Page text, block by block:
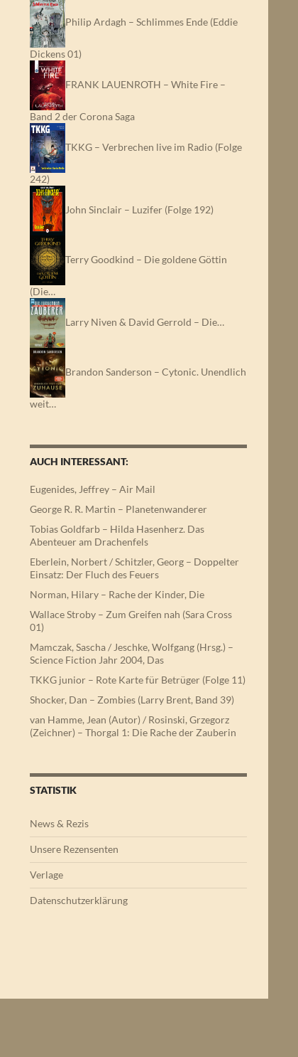
Philip Ardagh – Schlimmes Ende (Eddie
Dickens 01)
FRANK LAUENROTH – White Fire –
Band 2 der Corona Saga
TKKG – Verbrechen live im Radio (Folge
242)
John Sinclair – Luzifer (Folge 192)
Terry Goodkind – Die goldene Göttin
(Die…
Larry Niven & David Gerrold – Die…
Brandon Sanderson – Cytonic. Unendlich
weit…
AUCH INTERESSANT:
Eugenides, Jeffrey – Air Mail
George R. R. Martin – Planetenwanderer
Tobias Goldfarb – Hilda Hasenherz. Das
Abenteuer am Drachenfels
Eberlein, Norbert / Schitzler, Georg – Doppelter
Einsatz: Der Fluch des Feuers
Norman, Hilary – Rache der Kinder, Die
Wallace Stroby – Zum Greifen nah (Sara Cross
01)
Mamczak, Sascha / Jeschke, Wolfgang (Hrsg.) –
Science Fiction Jahr 2004, Das
TKKG junior – Rote Karte für Betrüger (Folge 11)
Shocker, Dan – Zombies (Larry Brent, Band 39)
van Hamme, Jean (Autor) / Rosinski, Grzegorz
(Zeichner) – Thorgal 1: Die Rache der Zauberin
STATISTIK
News & Rezis
Unsere Rezensenten
Verlage
Datenschutzerklärung